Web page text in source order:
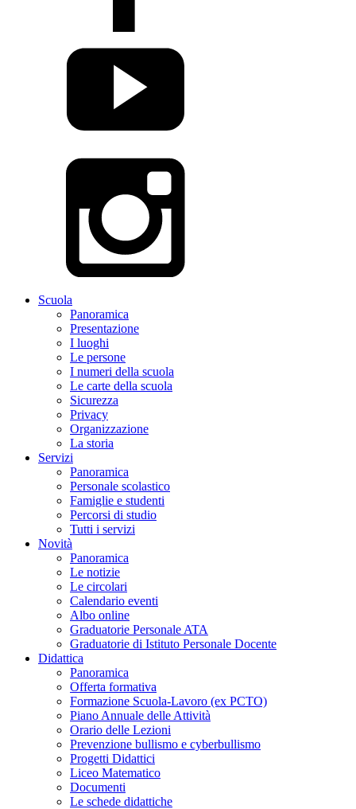
Scuola
Panoramica
Presentazione
I luoghi
Le persone
I numeri della scuola
Le carte della scuola
Sicurezza
Privacy
Organizzazione
La storia
Servizi
Panoramica
Personale scolastico
Famiglie e studenti
Percorsi di studio
Tutti i servizi
Novità
Panoramica
Le notizie
Le circolari
Calendario eventi
Albo online
Graduatorie Personale ATA
Graduatorie di Istituto Personale Docente
Didattica
Panoramica
Offerta formativa
Formazione Scuola-Lavoro (ex PCTO)
Piano Annuale delle Attività
Orario delle Lezioni
Prevenzione bullismo e cyberbullismo
Progetti Didattici
Liceo Matematico
Documenti
Le schede didattiche